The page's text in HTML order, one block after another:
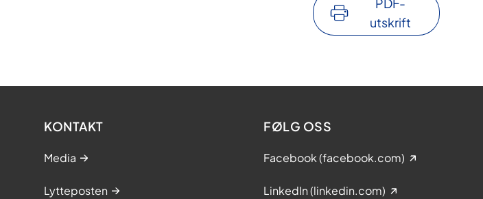
PDF-
utskrift
KONTAKT
Media
Lytteposten
FØLG OSS
Facebook (facebook.com)
LinkedIn (linkedin.com)